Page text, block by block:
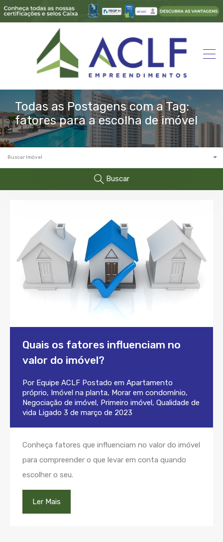
Todas as Postagens com a Tag:
fatores para a escolha de imóvel
Buscar Imóvel
Buscar
Quais os fatores influenciam no
valor do imóvel?
Por Equipe ACLF Postado em Apartamento
próprio, Imóvel na planta, Morar em condomínio,
Negociação de imóvel, Primeiro imóvel, Qualidade de
vida Ligado 3 de março de 2023
Conheça fatores que influenciam no valor do imóvel
para compreender o que levar em conta quando
escolher o seu.
Ler Mais